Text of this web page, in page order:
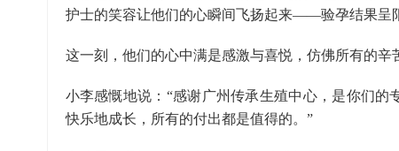
护士的笑容让他们的心瞬间飞扬起来——验孕结果呈
这一刻，他们的心中满是感激与喜悦，仿佛所有的辛
小李感慨地说：“感谢广州传承生殖中心，是你们
快乐地成长，所有的付出都是值得的。”